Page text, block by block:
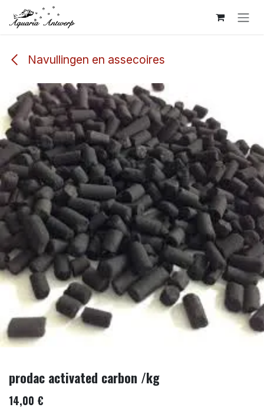
Overslaan naar inhoud
Navullingen en assecoires
prodac activated carbon /kg
14,00 €